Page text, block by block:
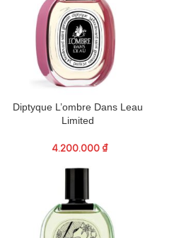
Diptyque L’ombre Dans Leau
Limited
4.200.000 ₫